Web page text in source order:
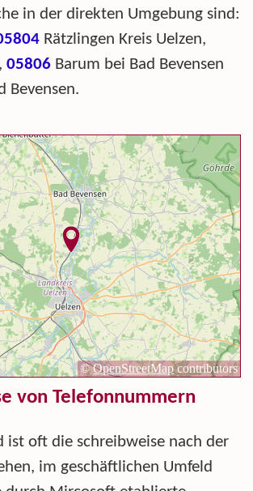
in der direkten Umgebung sind:
Rätzlingen Kreis Uelzen,
05806 Barum bei Bad Bevensen
Bevensen.
von Telefonnummern
ist oft die schreibweise nach der
im geschäftlichen Umfeld